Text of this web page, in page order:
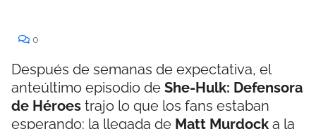
0
Después de semanas de expectativa, el
anteúltimo episodio de She-Hulk: Defensora
de Héroes trajo lo que los fans estaban
esperando: la llegada de Matt Murdock a la